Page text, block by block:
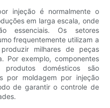
injeção é normalmente o
em larga escala, onde
essenciais. Os setores
frequentemente utilizam a
milhares de peças
Por exemplo, componentes
domésticos são
por moldagem por injeção
de garantir o controle de